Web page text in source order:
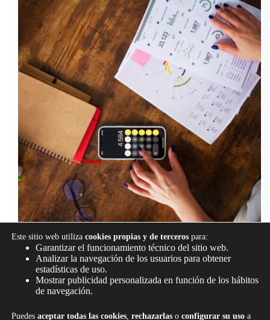
Subvenciones e Incentivos Fiscales: Cómo
Aprovecharlos para Impulsar tu PYME Descubre
cómo la digitalización puede impulsar el crecimiento
de tu PYME y por qué contar con el acompañamiento
adecuado es clave para no quedarse atrás. Muchas
pequeñas y medianas empresas…
junio 2, 2025
Este sitio web utiliza cookies propias y de terceros para:
Garantizar el funcionamiento técnico del sitio web.
Analizar la navegación de los usuarios para obtener
estadísticas de uso.
Mostrar publicidad personalizada en función de los hábitos
de navegación.
Puedes aceptar todas las cookies, rechazarlas o configurar su uso a